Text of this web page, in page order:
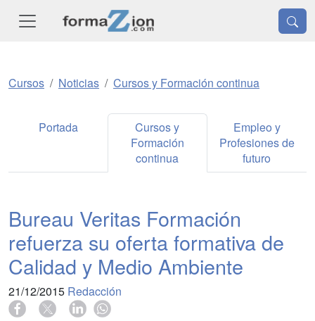
Cursos Noticias Cursos y Formación continua
Portada
Cursos y
Formación
continua
Empleo y
Profesiones de
futuro
Bureau Veritas Formación
refuerza su oferta formativa de
Calidad y Medio Ambiente
21/12/2015 Redacción